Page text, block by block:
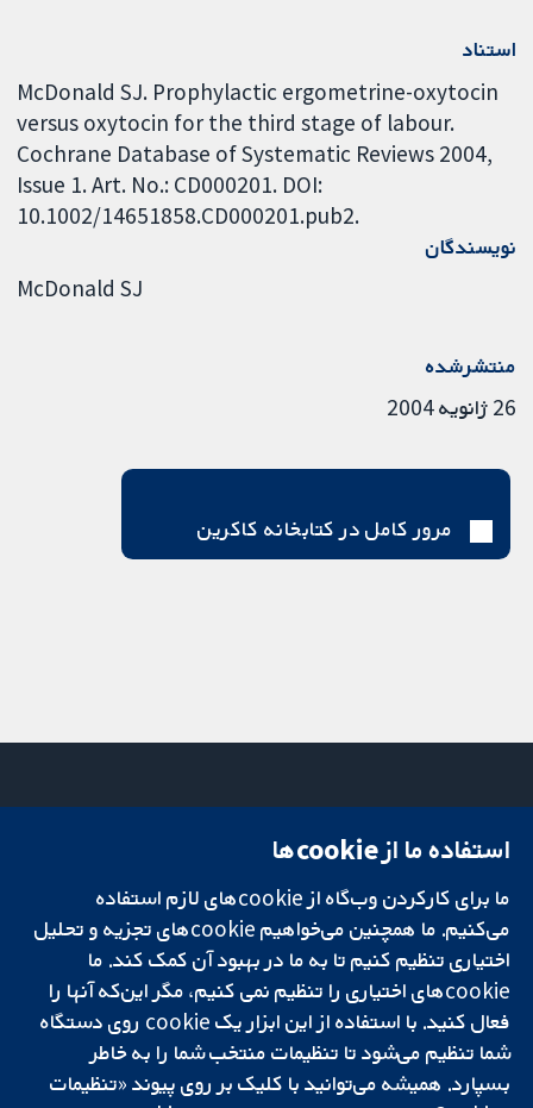
استناد
McDonald SJ. Prophylactic ergometrine-oxytocin
versus oxytocin for the third stage of labour.
Cochrane Database of Systematic Reviews 2004,
Issue 1. Art. No.: CD000201. DOI:
10.1002/14651858.CD000201.pub2.
نویسندگان
McDonald SJ
منتشرشده
26 ژانویه 2004
مرور کامل در کتابخانه کاکرین
تحقیقات قابل
اعتماد.
تصمیم‌گیری آگاهانه.
سلامت بهتر.
میدان کاوندیش
لندن
W1G 0AN
بریتانیا
دفتر رسانه‌ای
درباره ما
فرصت‌های
شغلی
Cochrane
Library
استفاده ما از cookie‌ها
ما برای کارکردن وب‌گاه از cookie‌های لازم استفاده
می‌کنیم. ما همچنین می‌خواهیم cookie‌های تجزیه و تحلیل
اختیاری تنظیم کنیم تا به ما در بهبود آن کمک کند. ما
cookie‌های اختیاری را تنظیم نمی کنیم، مگر این‌که آنها را
فعال کنید. با استفاده از این ابزار یک cookie‌ روی دستگاه
شما تنظیم می‌شود تا تنظیمات منتخب شما را به خاطر
بسپارد. همیشه می‌توانید با کلیک بر روی پیوند «تنظیمات